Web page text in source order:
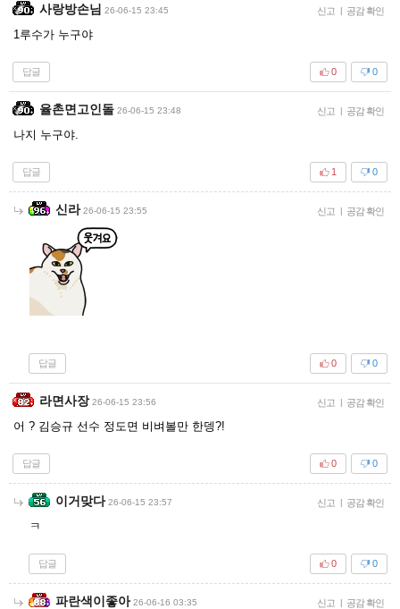
사랑방손님 26-06-15 23:45 신고 | 공감 확인
1루수가 누구야
답글 0
0
율촌면고인돌 26-06-15 23:48 신고 | 공감 확인
나지 누구야.
답글 0
1
신라 26-06-15 23:55 신고 | 공감 확인
답글 0
0
라면사장 26-06-15 23:56 신고 | 공감 확인
어 ? 김승규 선수 정도면 비벼볼만 한뎅?!
답글 0
0
이거맞다 26-06-15 23:57 신고 | 공감 확인
ㅋ
답글 0
0
파란색이좋아 26-06-16 03:35 신고 | 공감 확인